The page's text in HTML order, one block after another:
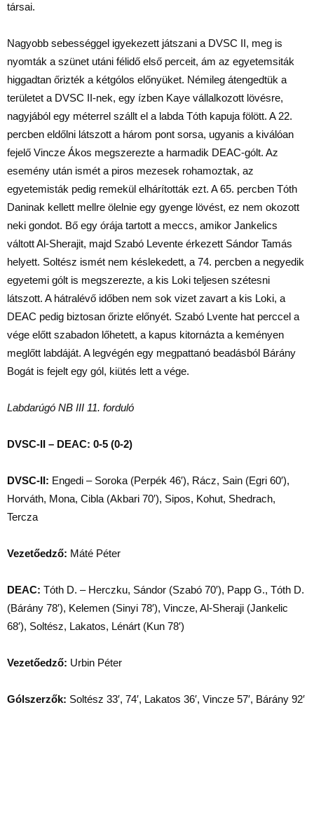
társai.
Nagyobb sebességgel igyekezett játszani a DVSC II, meg is
nyomták a szünet utáni félidő első perceit, ám az egyetemsiták
higgadtan őrizték a kétgólos előnyüket. Némileg átengedtük a
területet a DVSC II-nek, egy ízben Kaye vállalkozott lövésre,
nagyjából egy méterrel szállt el a labda Tóth kapuja fölött. A 22.
percben eldőlni látszott a három pont sorsa, ugyanis a kiválóan
fejelő Vincze Ákos megszerezte a harmadik DEAC-gólt. Az
esemény után ismét a piros mezesek rohamoztak, az
egyetemisták pedig remekül elhárították ezt. A 65. percben Tóth
Daninak kellett mellre ölelnie egy gyenge lövést, ez nem okozott
neki gondot. Bő egy órája tartott a meccs, amikor Jankelics
váltott Al-Sherajit, majd Szabó Levente érkezett Sándor Tamás
helyett. Soltész ismét nem késlekedett, a 74. percben a negyedik
egyetemi gólt is megszerezte, a kis Loki teljesen szétesni
látszott. A hátralévő időben nem sok vizet zavart a kis Loki, a
DEAC pedig biztosan őrizte előnyét. Szabó Lvente hat perccel a
vége előtt szabadon lőhetett, a kapus kitornázta a keményen
meglőtt labdáját. A legvégén egy megpattanó beadásból Bárány
Bogát is fejelt egy gól, kiütés lett a vége.
Labdarúgó NB III 11. forduló
DVSC-II – DEAC: 0-5 (0-2)
DVSC-II: Engedi – Soroka (Perpék 46′), Rácz, Sain (Egri 60′),
Horváth, Mona, Cibla (Akbari 70′), Sipos, Kohut, Shedrach,
Tercza
Vezetőedző: Máté Péter
DEAC: Tóth D. – Herczku, Sándor (Szabó 70′), Papp G., Tóth D.
(Bárány 78′), Kelemen (Sinyi 78′), Vincze, Al-Sheraji (Jankelic
68′), Soltész, Lakatos, Lénárt (Kun 78′)
Vezetőedző: Urbin Péter
Gólszerzők: Soltész 33′, 74′, Lakatos 36′, Vincze 57′, Bárány 92′